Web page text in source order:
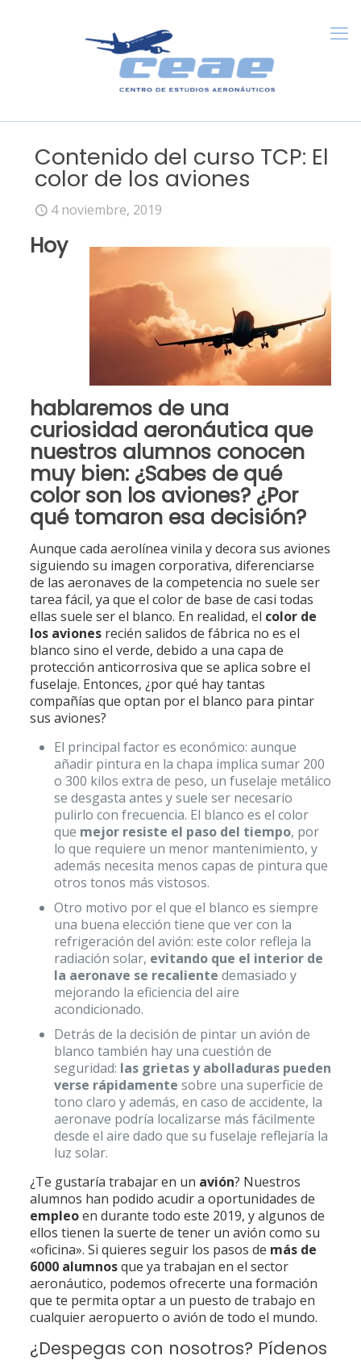
Contenido del curso TCP: El
color de los aviones
4 noviembre, 2019
Hoy
hablaremos de una
curiosidad aeronáutica que
nuestros alumnos conocen
muy bien: ¿Sabes de qué
color son los aviones? ¿Por
qué tomaron esa decisión?
Aunque cada aerolínea vinila y decora sus aviones
siguiendo su imagen corporativa, diferenciarse
de las aeronaves de la competencia no suele ser
tarea fácil, ya que el color de base de casi todas
ellas suele ser el blanco. En realidad, el color de
los avionesrecién salidos de fábrica no es el
blanco sino el verde, debido a una capa de
protección anticorrosiva que se aplica sobre el
fuselaje. Entonces, ¿por qué hay tantas
compañías que optan por el blanco para pintar
sus aviones?
El principal factor es económico: aunque
añadir pintura en la chapa implica sumar 200
o 300 kilos extra de peso, un fuselaje metálico
se desgasta antes y suele ser necesario
pulirlo con frecuencia. El blanco es el color
que mejor resiste el paso del tiempo, por
lo que requiere un menor mantenimiento, y
además necesita menos capas de pintura que
otros tonos más vistosos.
Otro motivo por el que el blanco es siempre
una buena elección tiene que ver con la
refrigeración del avión: este color refleja la
radiación solar, evitando que el interior de
la aeronave se recaliente demasiado y
mejorando la eficiencia del aire
acondicionado.
Detrás de la decisión de pintar un avión de
blanco también hay una cuestión de
seguridad: las grietas y abolladuras pueden
verse rápidamente sobre una superficie de
tono claro y además, en caso de accidente, la
aeronave podría localizarse más fácilmente
desde el aire dado que su fuselaje reflejaría la
luz solar.
¿Te gustaría trabajar en un avión? Nuestros
alumnos han podido acudir a oportunidades de
empleoen durante todo este 2019, y algunos de
ellos tienen la suerte de tener un avión como su
«oficina». Si quieres seguir los pasos de más de
6000 alumnosque ya trabajan en el sector
aeronáutico, podemos ofrecerte una formación
que te permita optar a un puesto de trabajo en
cualquier aeropuerto o avión de todo el mundo.
¿Despegas con nosotros? Pídenos